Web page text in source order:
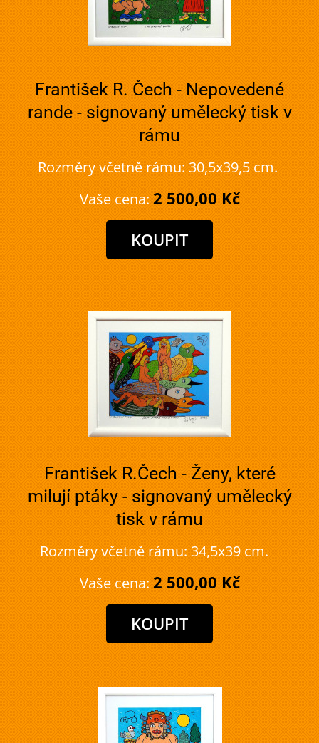
František R. Čech - Nepovedené
rande - signovaný umělecký tisk v
rámu
Rozměry včetně rámu: 30,5x39,5 cm.
Vaše cena: 2 500,00 Kč
František R.Čech - Ženy, které
milují ptáky - signovaný umělecký
tisk v rámu
Rozměry včetně rámu: 34,5x39 cm.
Vaše cena: 2 500,00 Kč